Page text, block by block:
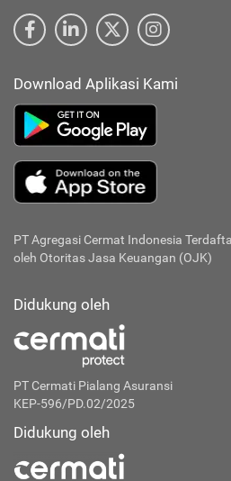
Download Aplikasi Kami
PT Agregasi Cermat Indonesia
oleh Otoritas Jasa Keuangan (OJK)
Didukung oleh
PT Cermati Pialang Asuransi
KEP-596/PD.02/2025
Didukung oleh